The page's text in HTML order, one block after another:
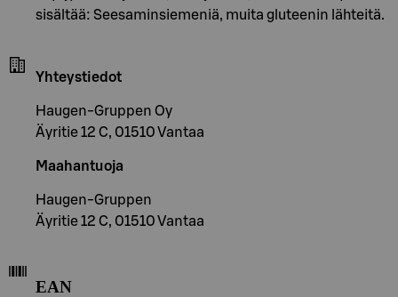
sisältää: Seesaminsiemeniä, muita gluteenin lähteitä.
Yhteystiedot
Haugen-Gruppen Oy
Äyritie 12 C, 01510 Vantaa
Maahantuoja
Haugen-Gruppen
Äyritie 12 C, 01510 Vantaa
EAN